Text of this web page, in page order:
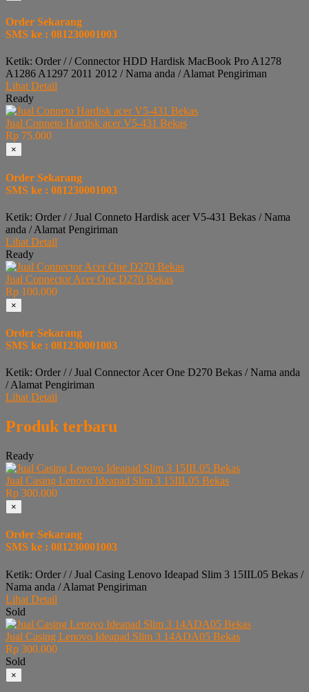
Order Sekarang
SMS ke : 081230001003
Ketik: Order / / Connector HDD Hardisk MacBook Pro A1278
A1286 A1297 2011 2012 / Nama anda / Alamat Pengiriman
Lihat Detail
Ready
Jual Conneto Hardisk acer V5-431 Bekas
Rp 75.000
×
Order Sekarang
SMS ke : 081230001003
Ketik: Order / / Jual Conneto Hardisk acer V5-431 Bekas / Nama
anda / Alamat Pengiriman
Lihat Detail
Ready
Jual Connector Acer One D270 Bekas
Rp 100.000
×
Order Sekarang
SMS ke : 081230001003
Ketik: Order / / Jual Connector Acer One D270 Bekas / Nama anda
/ Alamat Pengiriman
Lihat Detail
Produk terbaru
Ready
Jual Casing Lenovo Ideapad Slim 3 15IIL05 Bekas
Rp 300.000
×
Order Sekarang
SMS ke : 081230001003
Ketik: Order / / Jual Casing Lenovo Ideapad Slim 3 15IIL05 Bekas /
Nama anda / Alamat Pengiriman
Lihat Detail
Sold
Jual Casing Lenovo Ideapad Slim 3 14ADA05 Bekas
Rp 300.000
Sold
×